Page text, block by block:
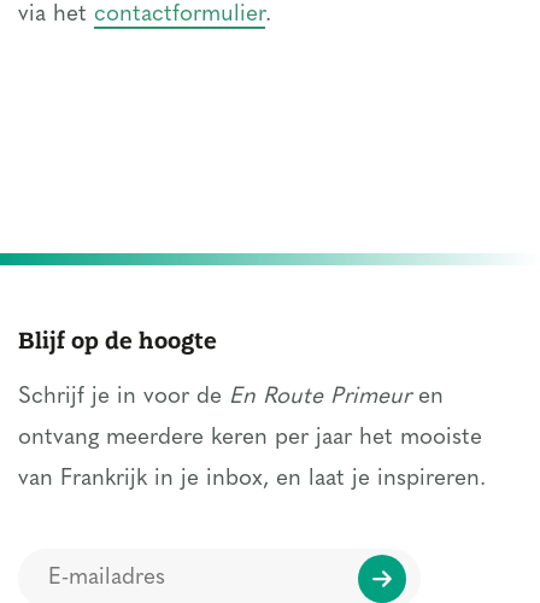
via het contactformulier.
Blijf op de hoogte
Schrijf je in voor de En Route Primeuren
ontvang meerdere keren per jaar het mooiste
van Frankrijk in je inbox, en laat je inspireren.